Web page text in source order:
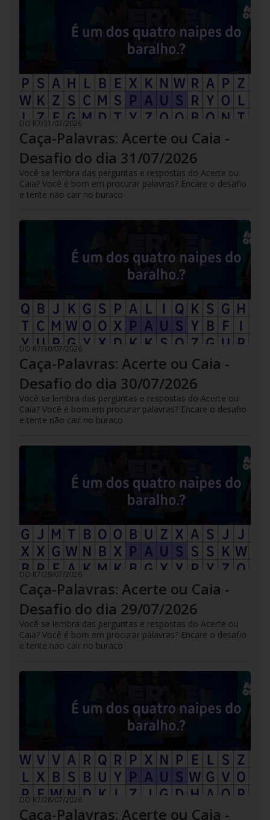
DO R7/31/07/2026
Caça-Palavras: Acerte ou Caia -
Desafio do dia 31/07/2026
Você se lembra das perguntas e respostas do Acerte ou
Caia? Você é bom em procurar palavras? Encare o desafio
e tente não cair no buraco
DO R7/30/07/2026
Caça-Palavras: Acerte ou Caia -
Desafio do dia 30/07/2026
Você se lembra das perguntas e respostas do Acerte ou
Caia? Você é bom em procurar palavras? Encare o desafio
e tente não cair no buraco
DO R7/29/07/2026
Caça-Palavras: Acerte ou Caia -
Desafio do dia 29/07/2026
Você se lembra das perguntas e respostas do Acerte ou
Caia? Você é bom em procurar palavras? Encare o desafio
e tente não cair no buraco
DO R7/28/07/2026
Caça-Palavras: Acerte ou Caia -